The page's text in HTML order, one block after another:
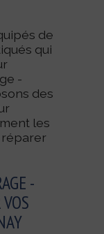
de
qui
-
des
les
-